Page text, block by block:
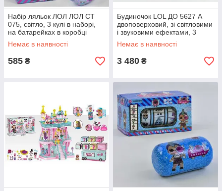
Набір ляльок ЛОЛ ЛОЛ СТ
075, світло, 3 кулі в наборі,
на батарейках в коробці
Немає в наявності
585 ₴
Будиночок LOL ДО 5627 A
двоповерховий, зі світловими
і звуковими ефектами, 3
ляльки, 85+ аксесуарів, в
коробці
Немає в наявності
3 480 ₴